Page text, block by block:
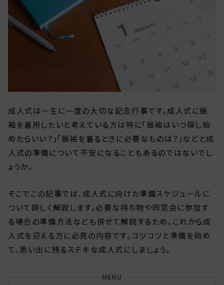
成人式は一生に一度の大切な記念行事です。成人式に振
袖を着用したいと考えている方は特に「振袖はいつ探し始
めたらいい？」「振袖を着るときに必要なものは？」などと成
人式の準備について不安になることもあるのではないでし
ょうか。
そこでこの記事では、成人式に向けた準備スケジュールに
ついて詳しく解説します。必要な持ち物や同窓会に参加す
る場合の準備方法なども併せて解説するため、これから成
人式を迎える方に必見の内容です。コツコツと準備を始め
て、思い出に残るステキな成人式にしましょう。
MENU